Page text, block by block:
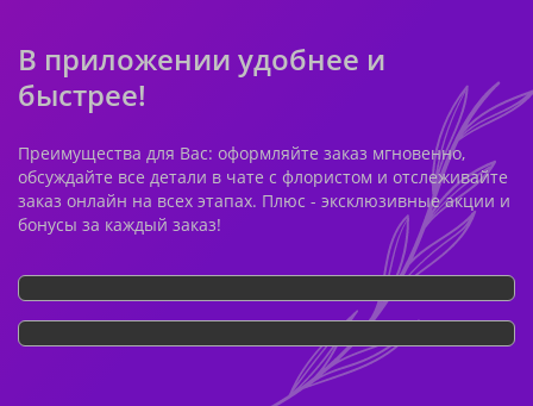
В приложении удобнее и
быстрее!
Преимущества для Вас: оформляйте заказ мгновенно,
обсуждайте все детали в чате с флористом и отслеживайте
заказ онлайн на всех этапах. Плюс - эксклюзивные акции и
бонусы за каждый заказ!